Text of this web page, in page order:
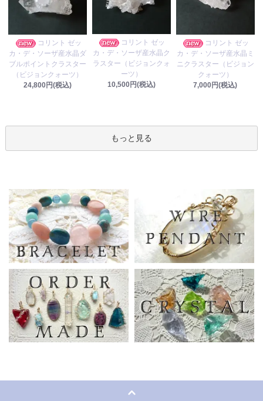
コリント ゼッ
カ・デ・ソーザ産水晶ダ
ブルポイントクラスター
（ビジョンクォーツ）
24,800円(税込)
コリント ゼッ
カ・デ・ソーザ産水晶ク
ラスター（ビジョンクォ
ーツ）
10,500円(税込)
コリント ゼッ
カ・デ・ソーザ産水晶ミ
ニクラスター（ビジョン
クォーツ）
7,000円(税込)
もっと見る